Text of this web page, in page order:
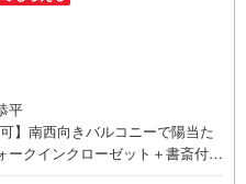
平
】南西向きバルコニーで陽当た
ークインクローゼット＋書斎付き